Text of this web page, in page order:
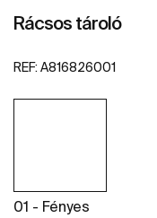
Rácsos tároló
REF: A816826001
01 - Fényes